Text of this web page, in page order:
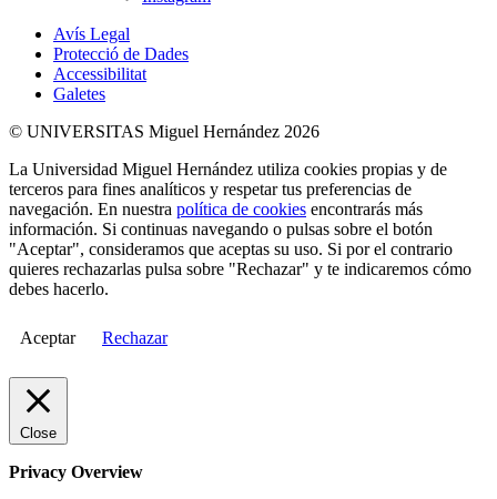
Avís Legal
Protecció de Dades
Accessibilitat
Galetes
© UNIVERSITAS Miguel Hernández 2026
La Universidad Miguel Hernández utiliza cookies propias y de
terceros para fines analíticos y respetar tus preferencias de
navegación. En nuestra política de cookies encontrarás más
información. Si continuas navegando o pulsas sobre el botón
"Aceptar", consideramos que aceptas su uso. Si por el contrario
quieres rechazarlas pulsa sobre "Rechazar" y te indicaremos cómo
debes hacerlo.
Aceptar Rechazar
Close
Privacy Overview